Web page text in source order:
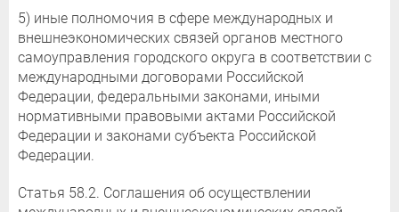
5) иные полномочия в сфере международных и
внешнеэкономических связей органов местного
самоуправления городского округа в соответствии с
международными договорами Российской
Федерации, федеральными законами, иными
нормативными правовыми актами Российской
Федерации и законами субъекта Российской
Федерации.
Статья 58.2. Соглашения об осуществлении